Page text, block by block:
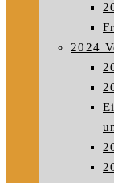
2024